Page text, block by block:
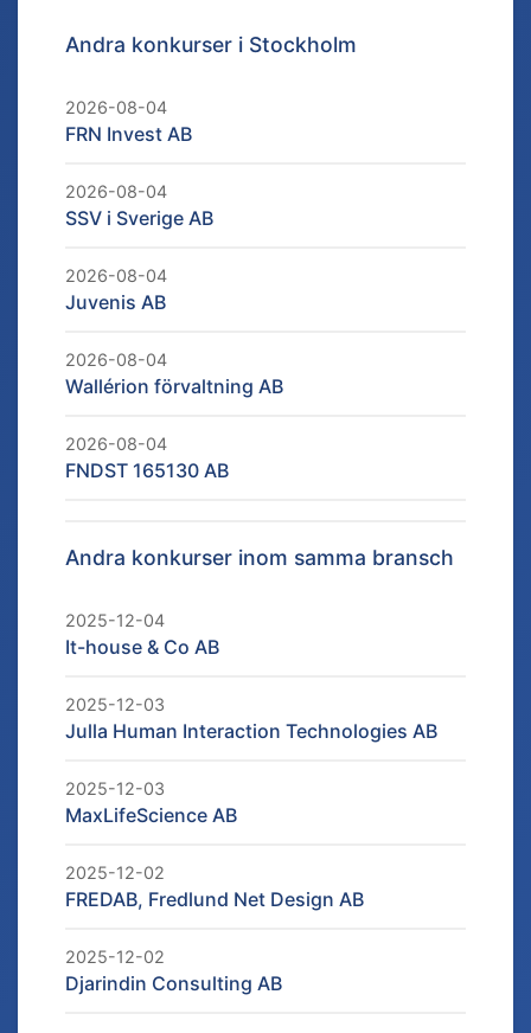
Andra konkurser i Stockholm
2026-08-04
FRN Invest AB
2026-08-04
SSV i Sverige AB
2026-08-04
Juvenis AB
2026-08-04
Wallérion förvaltning AB
2026-08-04
FNDST 165130 AB
Andra konkurser inom samma bransch
2025-12-04
It-house & Co AB
2025-12-03
Julla Human Interaction Technologies AB
2025-12-03
MaxLifeScience AB
2025-12-02
FREDAB, Fredlund Net Design AB
2025-12-02
Djarindin Consulting AB